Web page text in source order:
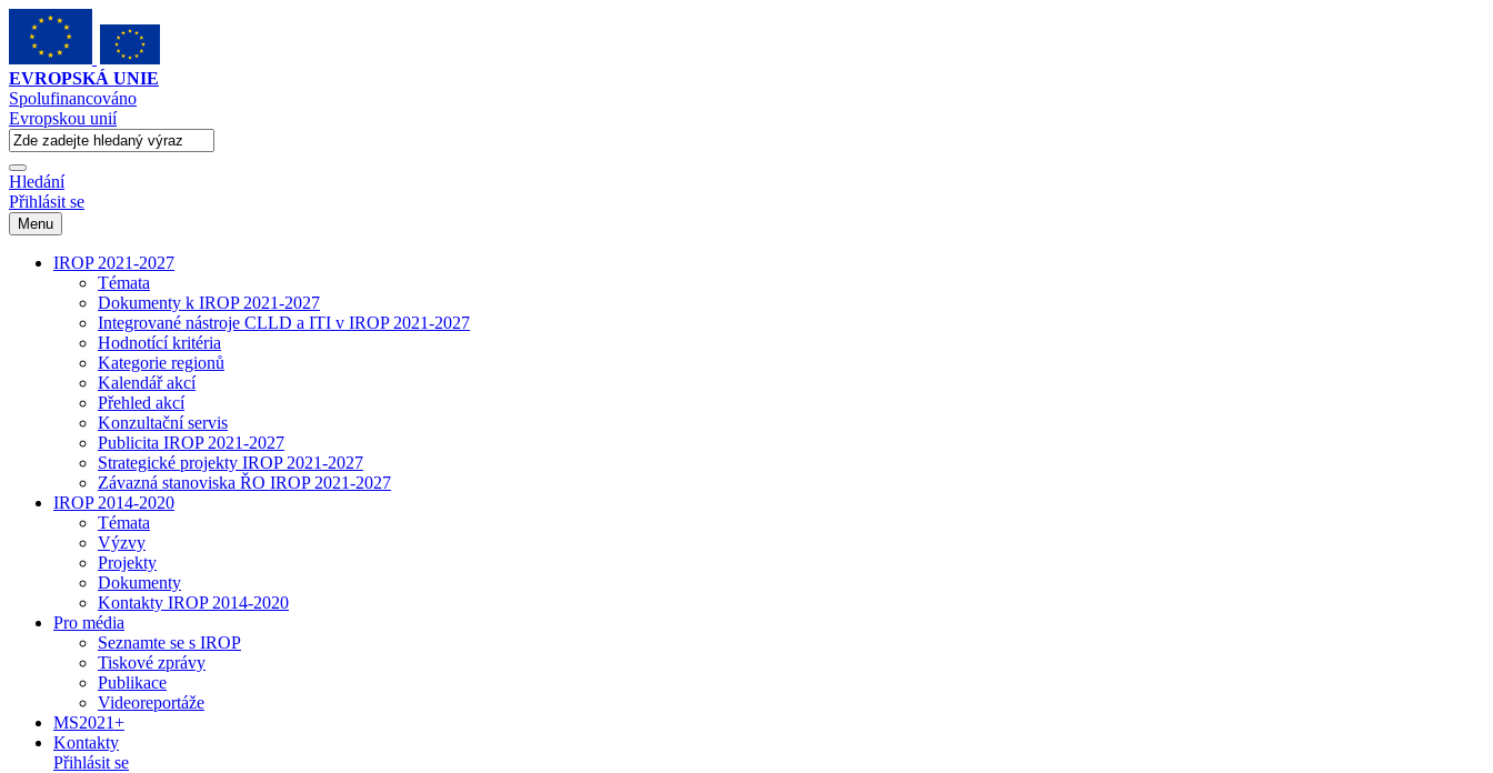
EVROPSKÁ UNIE
Spolufinancováno
Evropskou unií
Hledání
Přihlásit se
Menu
IROP 2021-2027
Témata
Dokumenty k IROP 2021-2027
Integrované nástroje CLLD a ITI v IROP 2021-2027
Hodnotící kritéria
Kategorie regionů
Kalendář akcí
Přehled akcí
Konzultační servis
Publicita IROP 2021-2027
Strategické projekty IROP 2021-2027
Závazná stanoviska ŘO IROP 2021-2027
IROP 2014-2020
Témata
Výzvy
Projekty
Dokumenty
Kontakty IROP 2014-2020
Pro média
Seznamte se s IROP
Tiskové zprávy
Publikace
Videoreportáže
MS2021+
Kontakty
Přihlásit se